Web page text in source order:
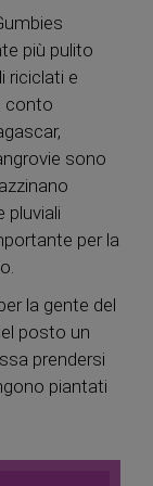
più pulito
riciclati e
conto
sono
pluviali
per la
la gente del
posto un
prendersi
piantati